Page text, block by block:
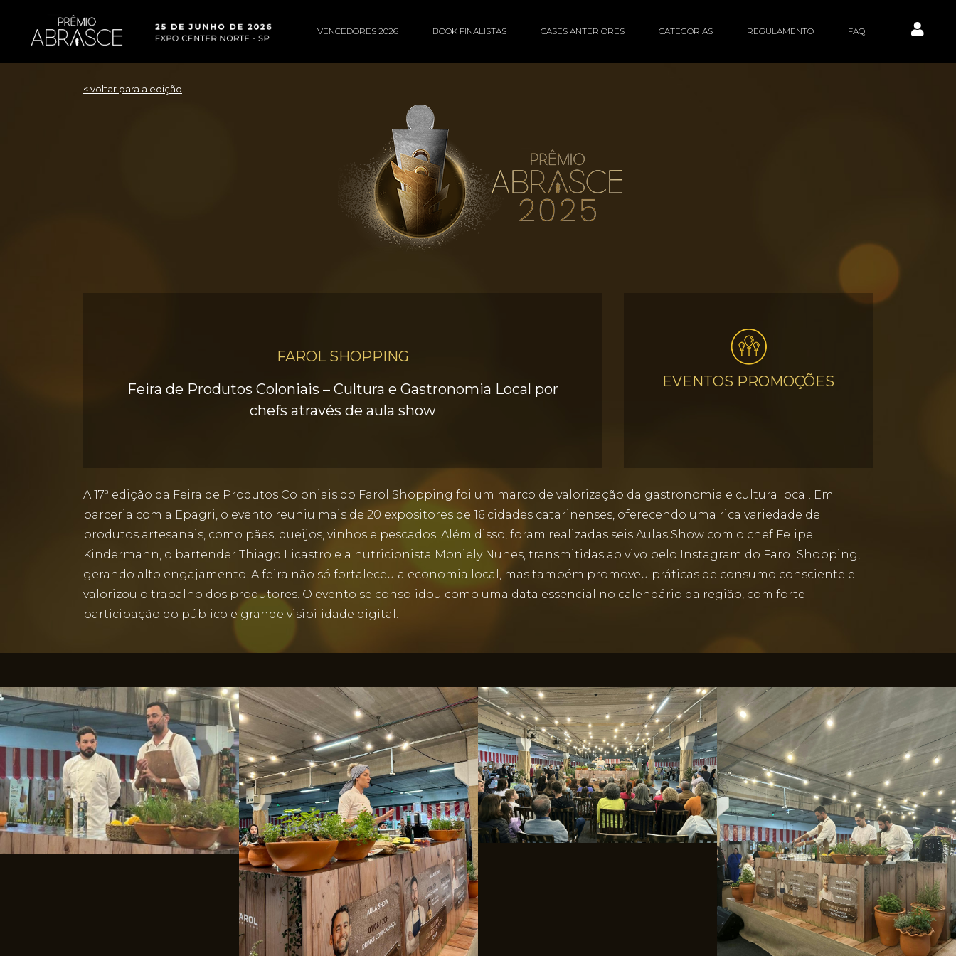
VENCEDORES 2026 BOOK FINALISTAS CASES ANTERIORES CATEGORIAS REGULAMENTO FAQ
< voltar para a edição
FAROL SHOPPING
Feira de Produtos Coloniais – Cultura e Gastronomia Local por
chefs através de aula show
EVENTOS PROMOÇÕES
A 17ª edição da Feira de Produtos Coloniais do Farol Shopping foi um marco de valorização da gastronomia e cultura local. Em
parceria com a Epagri, o evento reuniu mais de 20 expositores de 16 cidades catarinenses, oferecendo uma rica variedade de
produtos artesanais, como pães, queijos, vinhos e pescados. Além disso, foram realizadas seis Aulas Show com o chef Felipe
Kindermann, o bartender Thiago Licastro e a nutricionista Moniely Nunes, transmitidas ao vivo pelo Instagram do Farol Shopping,
gerando alto engajamento. A feira não só fortaleceu a economia local, mas também promoveu práticas de consumo consciente e
valorizou o trabalho dos produtores. O evento se consolidou como uma data essencial no calendário da região, com forte
participação do público e grande visibilidade digital.